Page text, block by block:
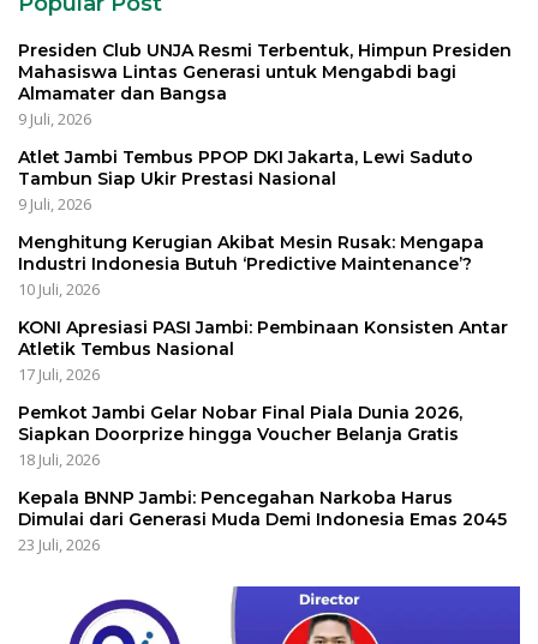
Presiden Club UNJA Resmi Terbentuk, Himpun Presiden
Mahasiswa Lintas Generasi untuk Mengabdi bagi
Almamater dan Bangsa
9 Juli, 2026
Atlet Jambi Tembus PPOP DKI Jakarta, Lewi Saduto
Tambun Siap Ukir Prestasi Nasional
9 Juli, 2026
Menghitung Kerugian Akibat Mesin Rusak: Mengapa
Industri Indonesia Butuh ‘Predictive Maintenance’?
10 Juli, 2026
KONI Apresiasi PASI Jambi: Pembinaan Konsisten Antar
Atletik Tembus Nasional
17 Juli, 2026
Pemkot Jambi Gelar Nobar Final Piala Dunia 2026,
Siapkan Doorprize hingga Voucher Belanja Gratis
18 Juli, 2026
Kepala BNNP Jambi: Pencegahan Narkoba Harus
Dimulai dari Generasi Muda Demi Indonesia Emas 2045
23 Juli, 2026